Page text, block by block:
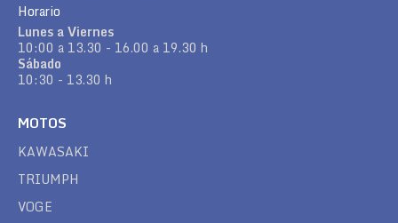
Horario
Lunes a Viernes
10:00 a 13.30 - 16.00 a 19.30 h
Sábado
10:30 - 13.30 h
MOTOS
KAWASAKI
TRIUMPH
VOGE